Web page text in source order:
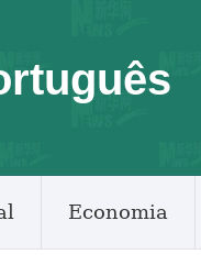
Economia